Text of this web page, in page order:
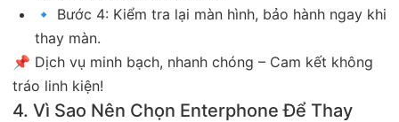
🔹 Bước 4: Kiểm tra lại màn hình, bảo hành ngay khi
thay màn.
📌 Dịch vụ minh bạch, nhanh chóng – Cam kết không
tráo linh kiện!
4. Vì Sao Nên Chọn Enterphone Để Thay